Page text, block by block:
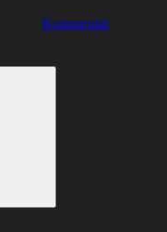
Kommentar